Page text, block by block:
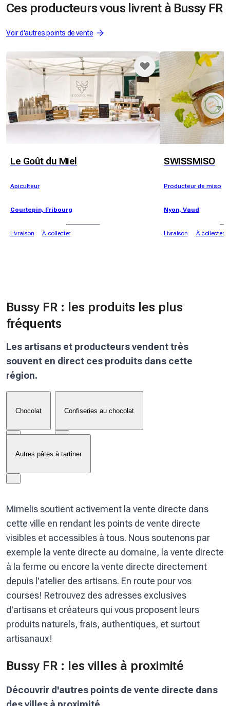
Ces producteurs vous livrent à Bussy FR
Voir d'autres points de vente
Le Goût du Miel
Apiculteur
Courtepin, Fribourg
Livraison À collecter
SWISSMISO
Producteur de miso
Nyon, Vaud
Livraison À collecter
Bussy FR : les produits les plus
fréquents
Les artisans et producteurs vendent très
souvent en direct ces produits dans cette
région.
Chocolat Confiseries au chocolat
Autres pâtes à tartiner
Mimelis soutient activement la vente directe dans
cette ville en rendant les points de vente directe
visibles et accessibles à tous. Nous soutenons par
exemple la vente directe au domaine, la vente directe
à la ferme ou encore la vente directe directement
depuis l'atelier des artisans. En route pour vos
courses! Retrouvez des adresses exclusives
d'artisans et créateurs qui vous proposent leurs
produits naturels, frais, authentiques, et surtout
artisanaux!
Bussy FR : les villes à proximité
Découvrir d'autres points de vente directe dans